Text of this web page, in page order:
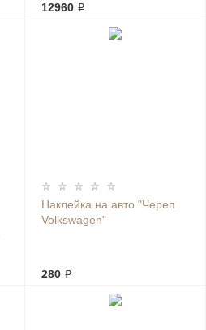
12960 ₽
Наклейка на авто "Череп
Volkswagen"
280 ₽